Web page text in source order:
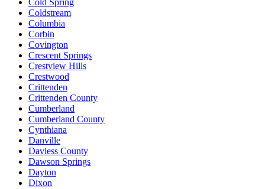
Coldstream
Columbia
Corbin
Covington
Crescent Springs
Crestview Hills
Crestwood
Crittenden
Crittenden County
Cumberland
Cumberland County
Cynthiana
Danville
Daviess County
Dawson Springs
Dayton
Dixon